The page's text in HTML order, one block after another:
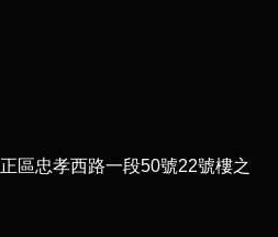
區忠孝西路一段50號22號樓之